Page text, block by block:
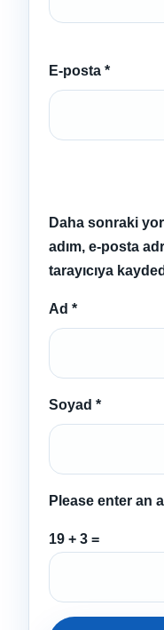
E-posta *
Daha sonraki
adım, e-posta
tarayıcıya
Ad *
Soyad *
Please enter an
19 + 3 =